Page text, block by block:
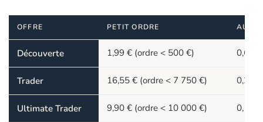
OFFRE PETIT ORDRE AU-
Découverte 1,99 € (ordre < 500 €) 0,60
Trader 16,55 € (ordre < 7 750 €) 0,22
Ultimate Trader 9,90 € (ordre < 10 000 €) 0,12